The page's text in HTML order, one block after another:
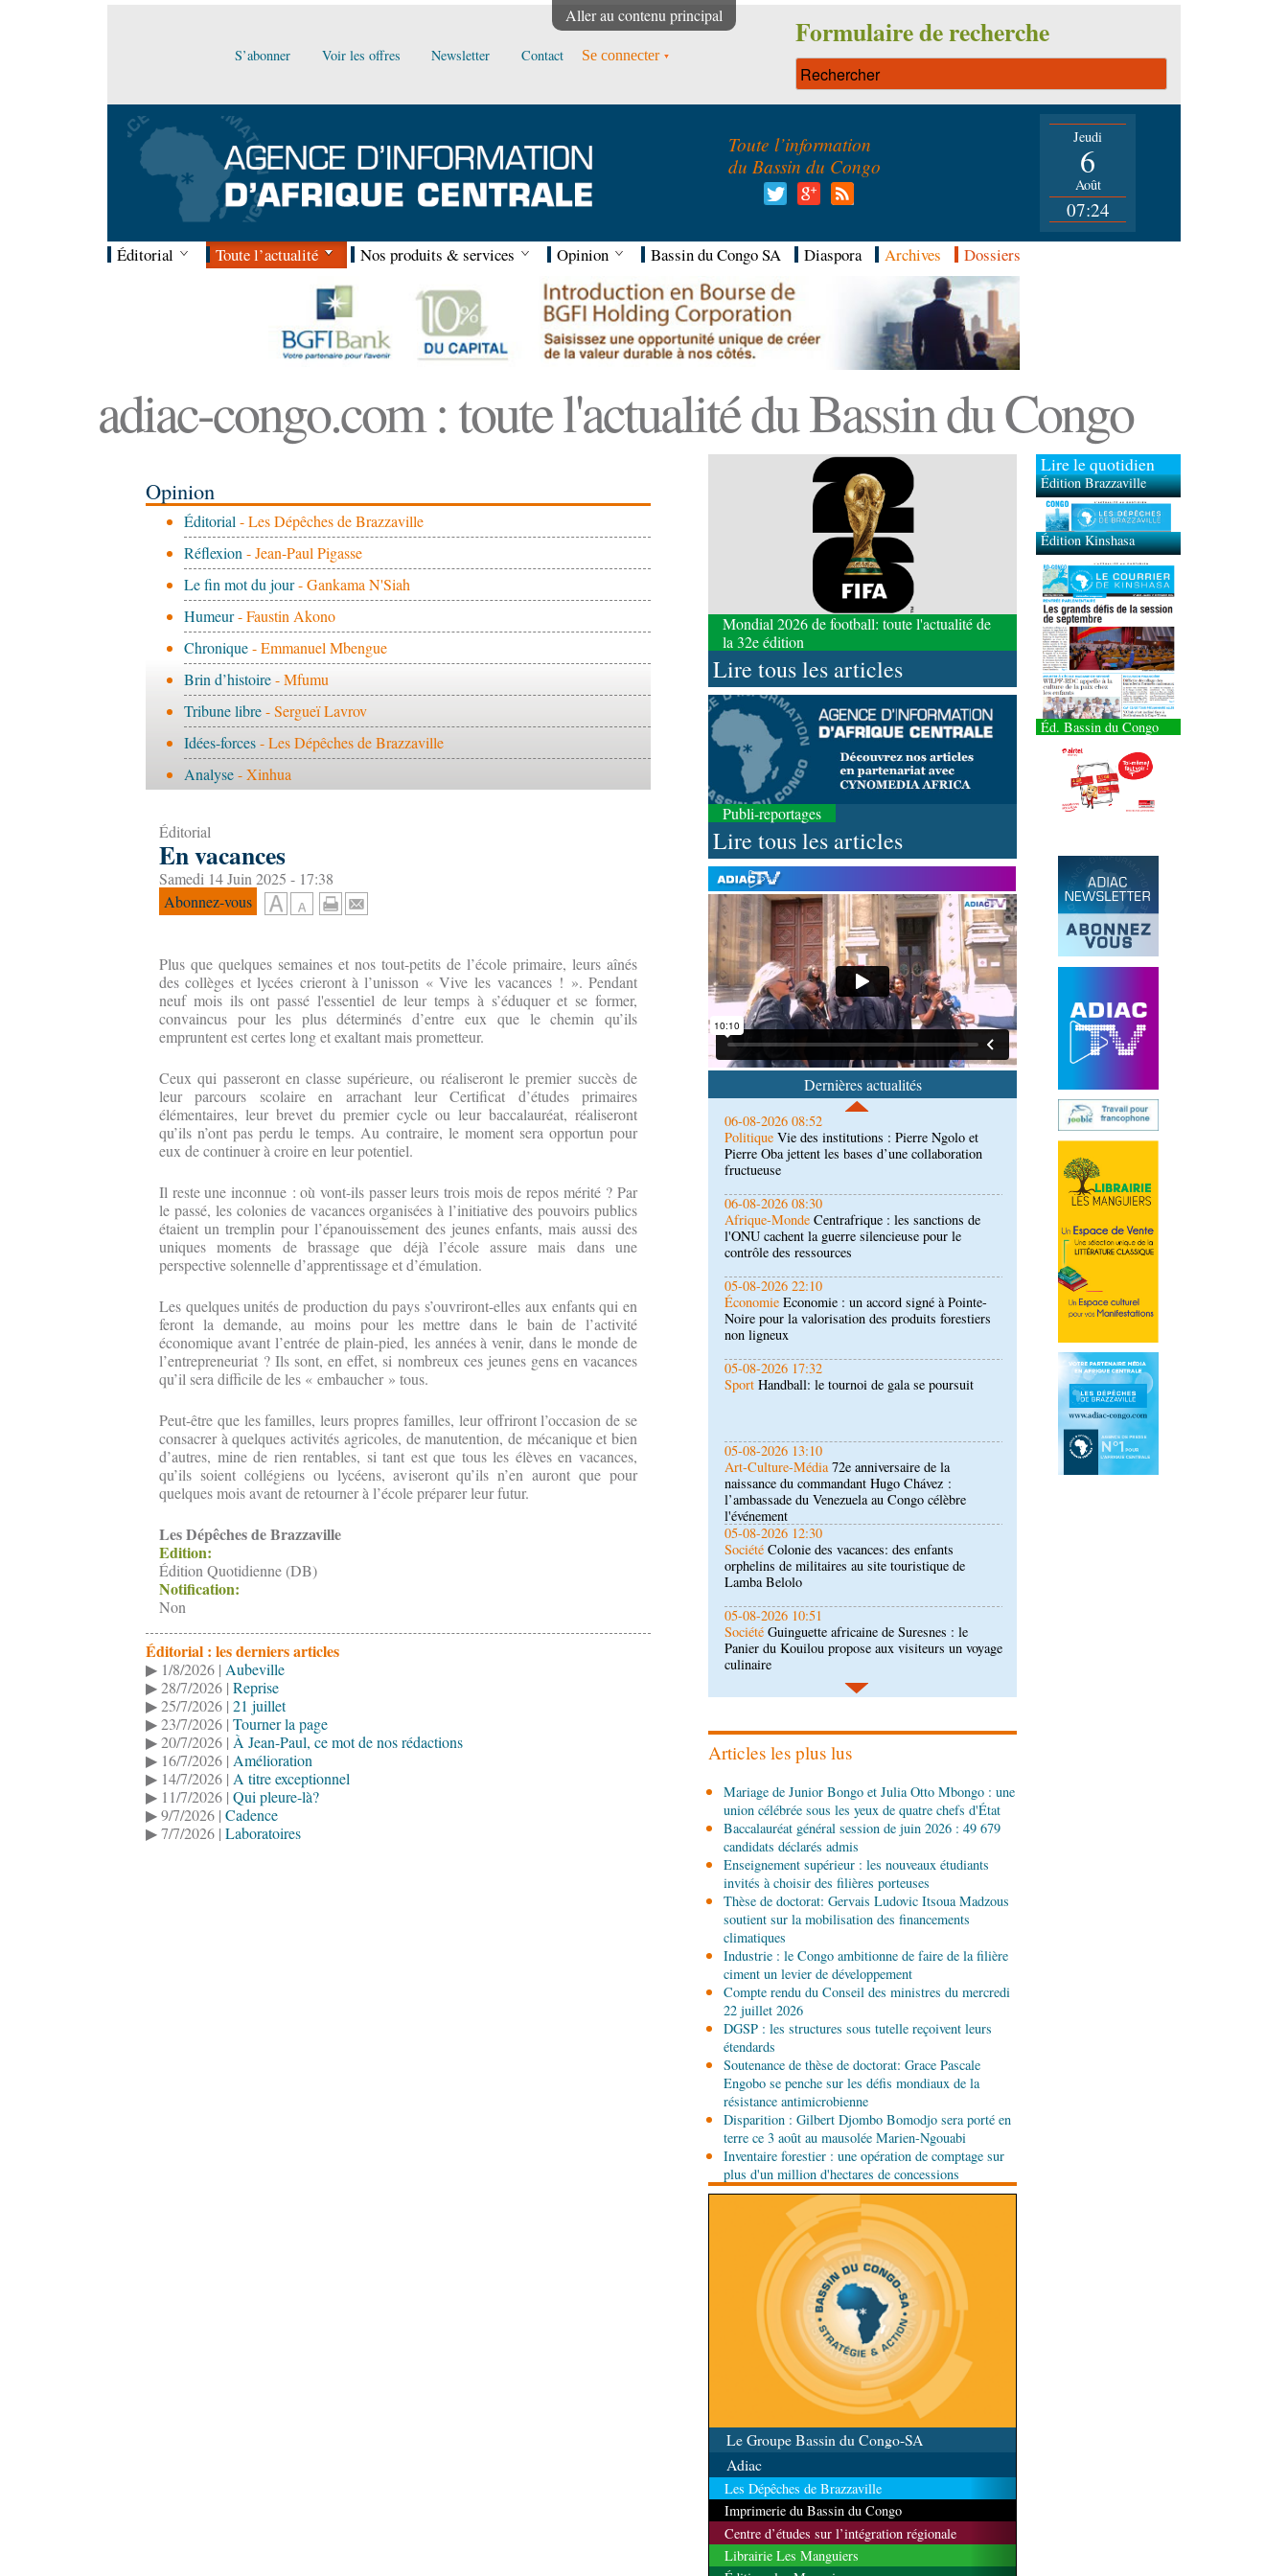
Aller au contenu principal
S’abonner Voir les offres Newsletter Contact Se connecter
Formulaire de recherche
Toute l’information
du Bassin du Congo
Jeudi
6
Août
07:24
Éditorial Toute l’actualité Nos produits & services Opinion Bassin du Congo SA Diaspora Archives Dossiers
adiac-congo.com : toute l'actualité du Bassin du Congo
Opinion
Éditorial - Les Dépêches de Brazzaville
Réflexion - Jean-Paul Pigasse
Le fin mot du jour- Gankama N'Siah
Humeur- Faustin Akono
Chronique- Emmanuel Mbengue
Brin d’histoire- Mfumu
Tribune libre- Sergueï Lavrov
Idées-forces- Les Dépêches de Brazzaville
Analyse- Xinhua
Éditorial
En vacances
Samedi 14 Juin 2025 - 17:38
Abonnez-vous
Plus que quelques semaines et nos tout-petits de l’école primaire, leurs aînés
des collèges et lycées crieront à l’unisson « Vive les vacances ! ». Pendant
neuf mois ils ont passé l'essentiel de leur temps à s’éduquer et se former,
convaincus pour les plus déterminés d’entre eux que le chemin qu’ils
empruntent est certes long et exaltant mais prometteur.
Ceux qui passeront en classe supérieure, ou réaliseront le premier succès de
leur parcours scolaire en arrachant leur Certificat d’études primaires
élémentaires, leur brevet du premier cycle ou leur baccalauréat, réaliseront
qu’ils n’ont pas perdu le temps. Au contraire, le moment sera opportun pour
eux de continuer à croire en leur potentiel.
Il reste une inconnue : où vont-ils passer leurs trois mois de repos mérité ? Par
le passé, les colonies de vacances organisées à l’initiative des pouvoirs publics
étaient un tremplin pour l’épanouissement des jeunes enfants, mais aussi des
uniques moments de brassage que déjà l’école assure mais dans une
perspective solennelle d’apprentissage et d’émulation.
Les quelques unités de production du pays s’ouvriront-elles aux enfants qui en
feront la demande, au moins pour les mettre dans le bain de l’activité
économique avant l’entrée de plain-pied, les années à venir, dans le monde de
l’entrepreneuriat ? Ils sont, en effet, si nombreux ces jeunes gens en vacances
qu’il sera difficile de les « embaucher » tous.
Peut-être que les familles, leurs propres familles, leur offriront l’occasion de se
consacrer à quelques activités agricoles, de manutention, de mécanique et bien
d’autres, mine de rien rentables, si tant est que tous les élèves en vacances,
qu’ils soient collégiens ou lycéens, aviseront qu’ils n’en auront que pour
quelques mois avant de retourner à l’école préparer leur futur.
Les Dépêches de Brazzaville
Edition:
Édition Quotidienne (DB)
Notification:
Non
Éditorial : les derniers articles
▶ 1/8/2026 | Aubeville
▶ 28/7/2026 | Reprise
▶ 25/7/2026 | 21 juillet
▶ 23/7/2026 | Tourner la page
▶ 20/7/2026 | À Jean-Paul, ce mot de nos rédactions
▶ 16/7/2026 | Amélioration
▶ 14/7/2026 | A titre exceptionnel
▶ 11/7/2026 | Qui pleure-là?
▶ 9/7/2026 | Cadence
▶ 7/7/2026 | Laboratoires
Mondial 2026 de football: toute l'actualité de
la 32e édition
Lire tous les articles
Publi-reportages
Lire tous les articles
Dernières actualités
06-08-2026 09:24
PolitiqueAssemblée nationale: la Commission
Ecofin s’imprègne des réalités du CHU-B
06-08-2026 08:52
Pierre Oba jettent les bases d’une collaboration
06-08-2026 08:30
Afrique-MondeCentrafrique : les sanctions de
l'ONU cachent la guerre silencieuse pour le
contrôle des ressources
05-08-2026 22:10
ÉconomieEconomie : un accord signé à Pointe-
Noire pour la valorisation des produits forestiers
non ligneux
05-08-2026 17:32
SportHandball: le tournoi de gala se poursuit
05-08-2026 13:10
Art-Culture-Média72e anniversaire de la
05-08-2026 12:30
SociétéColonie des vacances: des enfants
orphelins de militaires au site touristique de
Lamba Belolo
05-08-2026 10:51
Société Guinguette africaine de Suresnes : le
Panier du Kouilou propose aux visiteurs un voyage
culinaire
05-08-2026 10:30
Société Énergie: la BAD engagée à accompagner le
Congo dans la structuration de projets d’électricité
05-08-2026 10:22
communautaire soumis à Denis Sassou N’Guesso
Afrique-MondeÉtats-Unis : le visa érigé en
nouvel instrument de puissance économique et
migratoire
04-08-2026 18:00
SportFootball: le Congo interdit de participer aux
compétitions interclubs de la CAF
04-08-2026 17:45
Économie Ministère du Développement industriel :
le défi du renouveau
04-08-2026 17:45
SociétéInsertion professionnelle: des jeunes
formés aux métiers de l’hôtellerie
04-08-2026 17:00
ÉconomieDéveloppement industriel : visite des
installations de Sofatt Industrie
Articles les plus lus
Mariage de Junior Bongo et Julia Otto Mbongo : une
union célébrée sous les yeux de quatre chefs d'État
Baccalauréat général session de juin 2026 : 49 679
candidats déclarés admis
Enseignement supérieur : les nouveaux étudiants
invités à choisir des filières porteuses
Thèse de doctorat: Gervais Ludovic Itsoua Madzous
soutient sur la mobilisation des financements
climatiques
Industrie : le Congo ambitionne de faire de la filière
ciment un levier de développement
Compte rendu du Conseil des ministres du mercredi
22 juillet 2026
DGSP : les structures sous tutelle reçoivent leurs
étendards
Soutenance de thèse de doctorat: Grace Pascale
Engobo se penche sur les défis mondiaux de la
résistance antimicrobienne
Disparition : Gilbert Djombo Bomodjo sera porté en
terre ce 3 août au mausolée Marien-Ngouabi
Inventaire forestier : une opération de comptage sur
plus d'un million d'hectares de concessions
Le Groupe Bassin du Congo-SA
Adiac
Les Dépêches de Brazzaville
Imprimerie du Bassin du Congo
Centre d’études sur l’intégration régionale
Librairie Les Manguiers
Lire le quotidien
Édition Brazzaville
Édition Kinshasa
Éd. Bassin du Congo